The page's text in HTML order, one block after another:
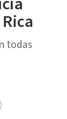
todas